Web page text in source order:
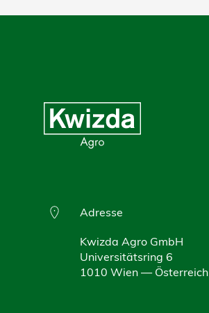
Adresse
Kwizda Agro GmbH
Universitätsring 6
1010 Wien — Österreich